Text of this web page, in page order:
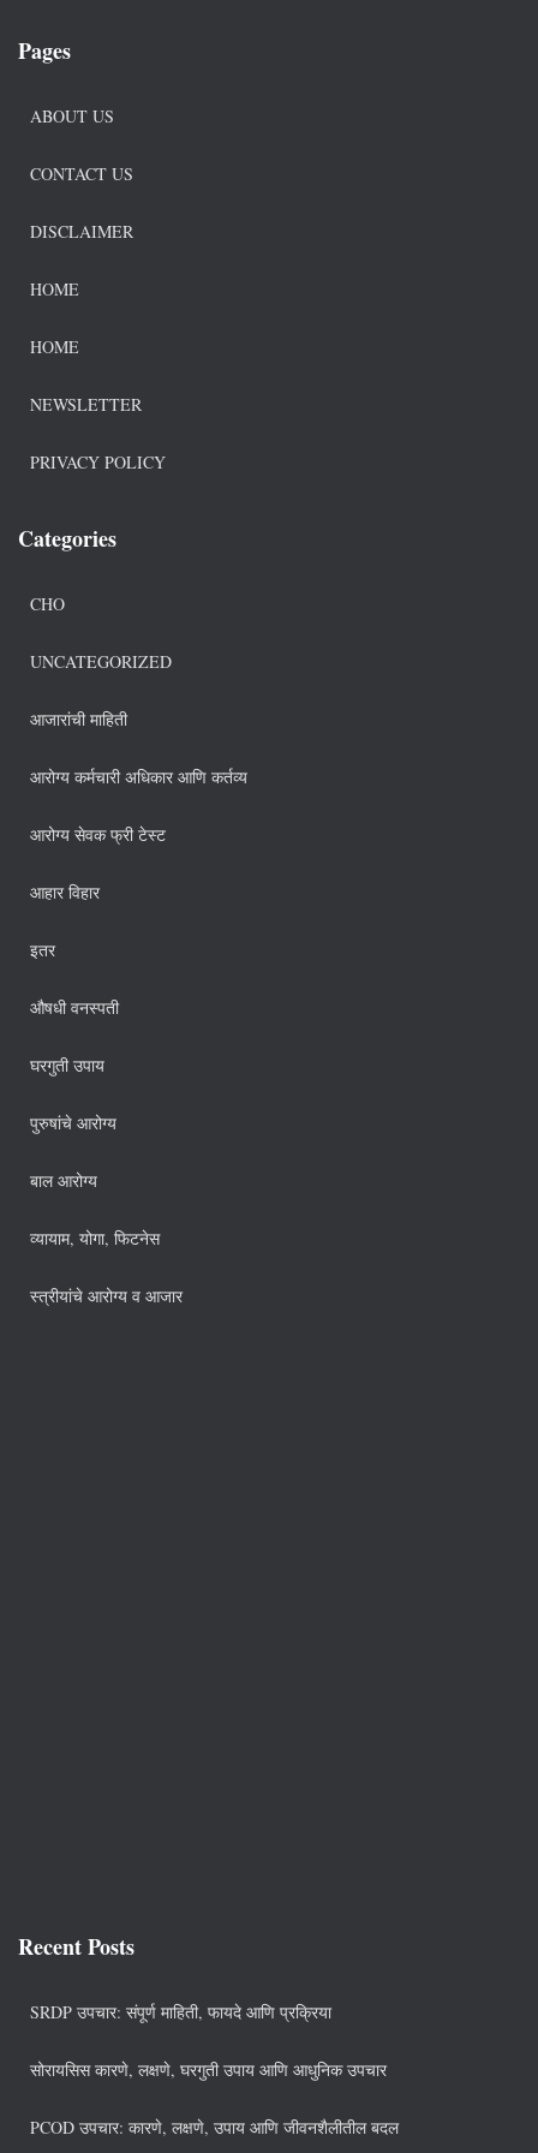
Pages
ABOUT US
CONTACT US
DISCLAIMER
HOME
HOME
NEWSLETTER
PRIVACY POLICY
Categories
CHO
UNCATEGORIZED
आजारांची माहिती
आरोग्य कर्मचारी अधिकार आणि कर्तव्य
आरोग्य सेवक फ्री टेस्ट
आहार विहार
इतर
औषधी वनस्पती
घरगुती उपाय
पुरुषांचे आरोग्य
बाल आरोग्य
व्यायाम, योगा, फिटनेस
स्त्रीयांचे आरोग्य व आजार
Recent Posts
SRDP उपचार: संपूर्ण माहिती, फायदे आणि प्रक्रिया
सोरायसिस कारणे, लक्षणे, घरगुती उपाय आणि आधुनिक उपचार
PCOD उपचार: कारणे, लक्षणे, उपाय आणि जीवनशैलीतील बदल